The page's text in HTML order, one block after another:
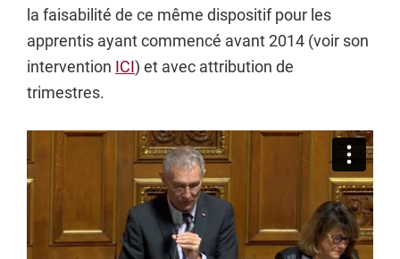
la faisabilité de ce même dispositif pour les
apprentis ayant commencé avant 2014 (voir son
intervention ICI) et avec attribution de
trimestres.